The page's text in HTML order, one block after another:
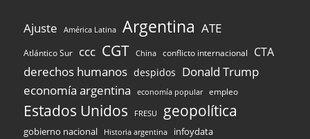
Ajuste América Latina Argentina ATE
Atlántico Sur ccc CGT China conflicto internacional CTA
derechos humanos despidos Donald Trump
economía argentina
economía popular empleo
Estados Unidos FRESU geopolítica
gobierno nacional Historia argentina infoydata